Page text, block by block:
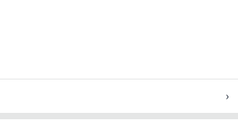
›